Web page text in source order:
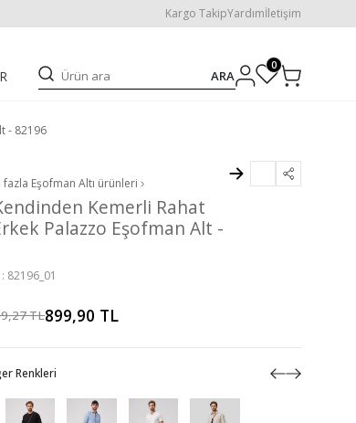
Kargo TakipYardımİletişim
ARA
0
- 82196
fazla Eşofman Altı ürünleri
Kemerli Rahat
Palazzo Eşofman Alt -
82196_01
TL899,90 TL
Renkleri